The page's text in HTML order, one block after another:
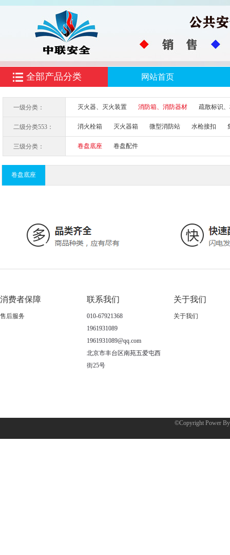
全部产品分类 网站首页
一级分类： 灭火器、灭火装置 消防箱、消防器材 疏散标识
二级分类553： 消火栓箱 灭火器箱 微型消防站 水枪接扣
三级分类： 卷盘底座 卷盘配件
卷盘底座
消费者保障
售后服务
联系我们
010-67921368
1961931089
1961931089@qq.com
北京市丰台区南苑五爱屯西
街25号
关于我们
关于我们
©Copyright Power